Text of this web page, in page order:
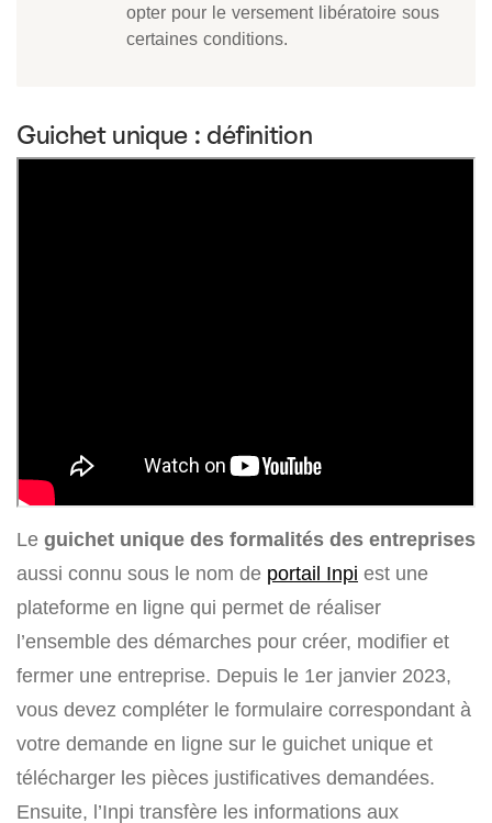
opter pour le versement libératoire sous
certaines conditions.
Guichet unique : définition
Le guichet unique des formalités des entreprises
aussi connu sous le nom de portail Inpi est une
plateforme en ligne qui permet de réaliser
l’ensemble des démarches pour créer, modifier et
fermer une entreprise. Depuis le 1er janvier 2023,
vous devez compléter le formulaire correspondant à
votre demande en ligne sur le guichet unique et
télécharger les pièces justificatives demandées.
Ensuite, l’Inpi transfère les informations aux